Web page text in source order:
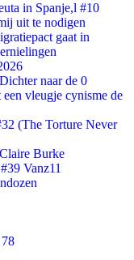
in Spanje,l #10
uit te nodigen
gaat in
naar de 0
vleugje cynisme de
(The Torture Never
Burke
Vanz11